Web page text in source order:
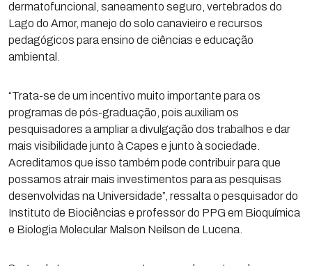
dermatofuncional, saneamento seguro, vertebrados do
Lago do Amor, manejo do solo canavieiro e recursos
pedagógicos para ensino de ciências e educação
ambiental.
“Trata-se de um incentivo muito importante para os
programas de pós-graduação, pois auxiliam os
pesquisadores a ampliar a divulgação dos trabalhos e dar
mais visibilidade junto à Capes e junto à sociedade.
Acreditamos que isso também pode contribuir para que
possamos atrair mais investimentos para as pesquisas
desenvolvidas na Universidade”, ressalta o pesquisador do
Instituto de Biociências e professor do PPG em Bioquímica
e Biologia Molecular Malson Neilson de Lucena.